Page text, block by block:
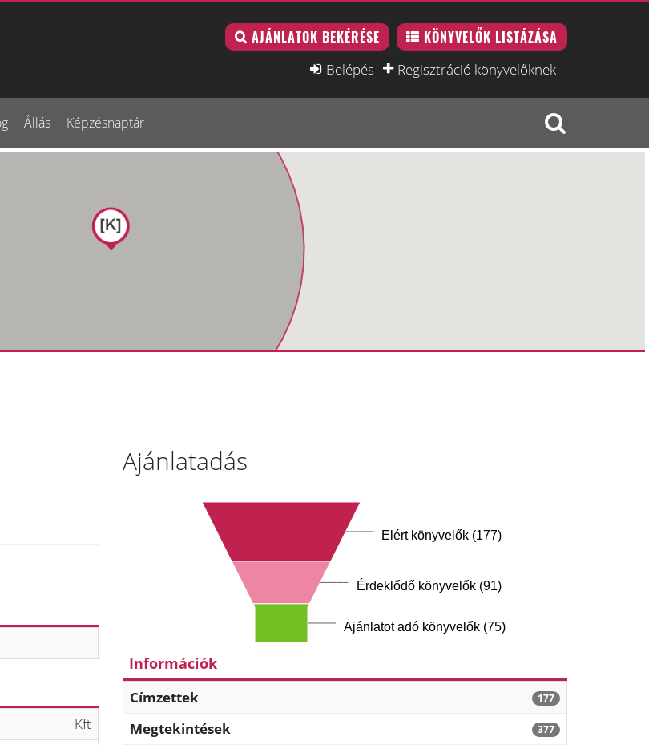
AJÁNLATOK BEKÉRÉSE KÖNYVELŐK LISTÁZÁSA
Belépés Regisztráció könyvelőknek
Állás Képzésnaptár
Kft
Ajánlatadás
Elért könyvelők (177)
Érdeklődő könyvelők (91)
Ajánlatot adó könyvelők (75)
Információk
Címzettek 177
Megtekintések 377